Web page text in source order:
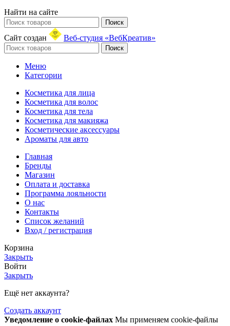
Найти на сайте
Поиск
Сайт создан Веб-студия «ВебКреатив»
Поиск
Меню
Категории
Косметика для лица
Косметика для волос
Косметика для тела
Косметика для макияжа
Косметические аксессуары
Ароматы для авто
Главная
Бренды
Магазин
Оплата и доставка
Программа лояльности
О нас
Контакты
Список желаний
Вход / регистрация
Корзина
Закрыть
Войти
Закрыть
Ещё нет аккаунта?
Создать аккаунт
Уведомление о cookie-файлах Мы применяем cookie-файлы